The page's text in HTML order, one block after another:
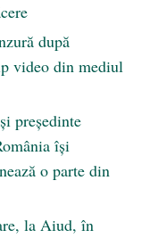
după
video din mediul
președinte
își
o parte din
la Aiud, în